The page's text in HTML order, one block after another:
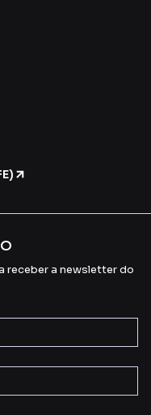
receber a newsletter do